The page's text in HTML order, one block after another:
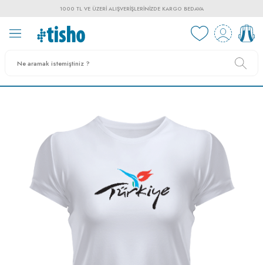
1000 TL VE ÜZERI ALIŞVERIŞLERINIZDE KARGO BEDAVA